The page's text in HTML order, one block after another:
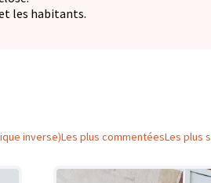
les habitants.
inverse)Les plus commentéesLes plus